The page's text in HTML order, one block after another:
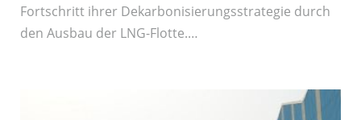
Fortschritt ihrer Dekarbonisierungsstrategie durch
den Ausbau der LNG-Flotte.…